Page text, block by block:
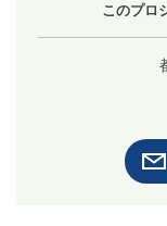
このプロ